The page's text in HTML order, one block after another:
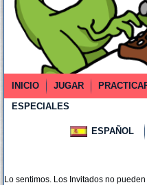
INICIO JUGAR
ESPECIALES
ESPAÑOL
Lo sentimos. Los Invitados no